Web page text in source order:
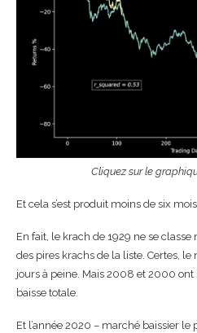
Cliquez sur le
Et cela s’est produit moins de six
En fait, le krach de 1929 ne se
des pires krachs de la liste. Certes,
jours à peine. Mais 2008 et 2000 ont
baisse totale.
Et l’année 2020 – marché baissier le